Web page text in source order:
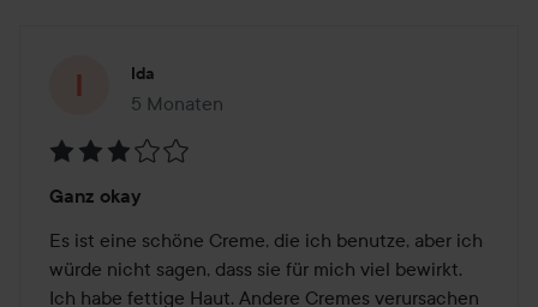
Ida
5 Monaten
Der Beitrag wurde 5 Monaten erstellt
3
von
5
Ganz okay
Es ist eine schöne Creme, die ich benutze, aber ich
würde nicht sagen, dass sie für mich viel bewirkt.
Ich habe fettige Haut. Andere Cremes verursachen